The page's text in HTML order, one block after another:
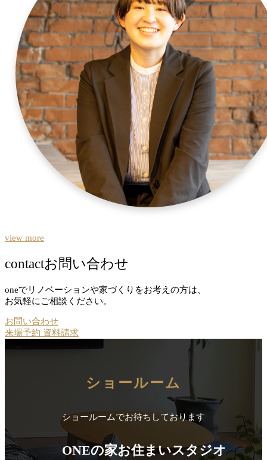
view more
contactお問い合わせ
oneでリノベーションや家づくりをお考えの方は、
お気軽にご相談ください。
お問い合わせ
来場予約 資料請求
ショールーム
ショールームでお待ちしております
ONEの家お住まいスタジオ